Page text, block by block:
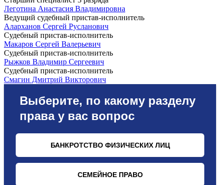
Леготина Анастасия Владимировна
Ведущий судебный пристав-исполнитель
Аларханов Сергей Русланович
Судебный пристав-исполнитель
Макаров Сергей Валерьевич
Судебный пристав-исполнитель
Рыжков Владимир Сергеевич
Судебный пристав-исполнитель
Смагин Дмитрий Викторович